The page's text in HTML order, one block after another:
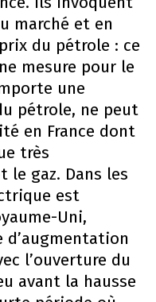
marché et en
du pétrole : ce
mesure pour le
une
pétrole, ne peut
en France dont
très
le gaz. Dans les
est
Uni,
d’augmentation
l’ouverture du
avant la hausse